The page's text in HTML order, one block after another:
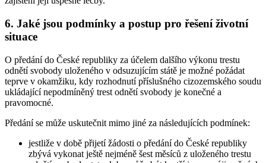
6. Jaké jsou podmínky a postup pro řešení životní
situace
O předání do České republiky za účelem dalšího výkonu trestu
odnětí svobody uloženého v odsuzujícím státě je možné požádat
teprve v okamžiku, kdy rozhodnutí příslušného cizozemského soudu
ukládající nepodmíněný trest odnětí svobody je konečné a
pravomocné.
Předání se může uskutečnit mimo jiné za následujících podmínek:
jestliže v době přijetí žádosti o předání do České republiky
zbývá vykonat ještě nejméně šest měsíců z uloženého trestu